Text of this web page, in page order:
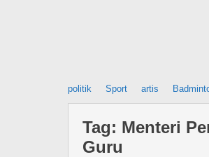
politik Sport artis
Tag: Menteri
Guru